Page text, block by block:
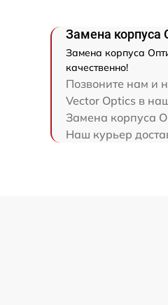
Замена корпуса
Замена корпуса
качественно!
Позвоните нам и
Vector Optics в
Замена корпуса
Наш курьер